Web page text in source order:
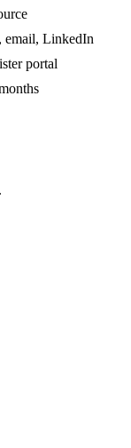
email, LinkedIn
portal